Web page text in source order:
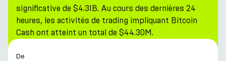
significative de $4.31B. Au cours des dernières 24
heures, les activités de trading impliquant Bitcoin
Cash ont atteint un total de $44.30M.
De